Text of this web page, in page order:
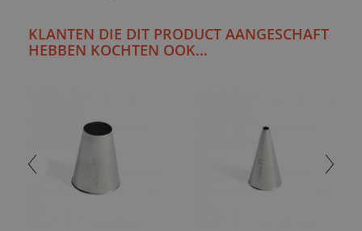
KLANTEN DIE DIT PRODUCT AANGESCHAFT
HEBBEN KOCHTEN OOK...